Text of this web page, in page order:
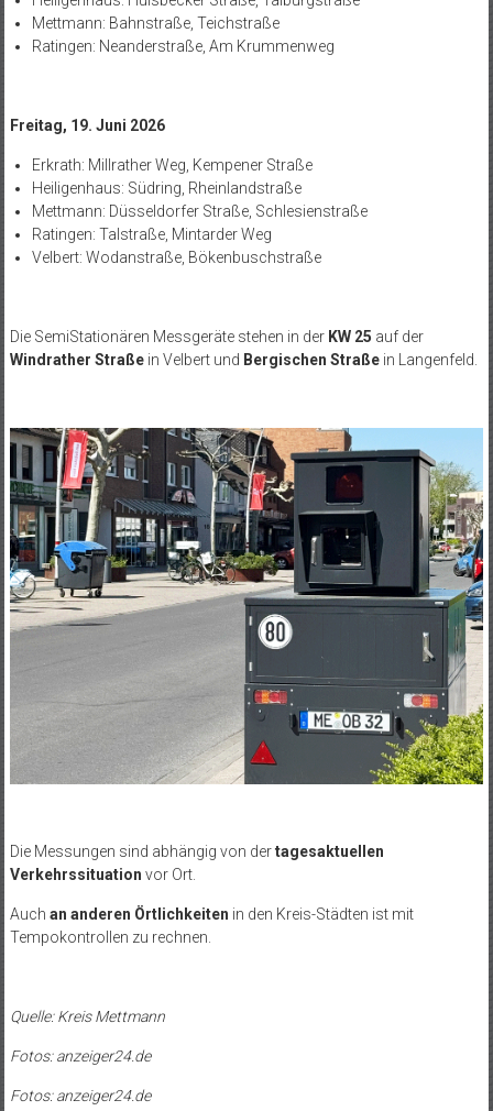
Mettmann: Bahnstraße, Teichstraße
Ratingen: Neanderstraße, Am Krummenweg
Freitag, 19. Juni 2026
Erkrath: Millrather Weg, Kempener Straße
Heiligenhaus: Südring, Rheinlandstraße
Mettmann: Düsseldorfer Straße, Schlesienstraße
Ratingen: Talstraße, Mintarder Weg
Velbert: Wodanstraße, Bökenbuschstraße
Die SemiStationären Messgeräte stehen in der KW 25 auf der
Windrather Straße in Velbert und Bergischen Straße in Langenfeld.
Die Messungen sind abhängig von dertagesaktuellen
Verkehrssituation vor Ort.
Auch an anderen Örtlichkeiten in den Kreis-Städten ist mit
Tempokontrollen zu rechnen.
Quelle: Kreis Mettmann
Fotos: anzeiger24.de
Fotos: anzeiger24.de